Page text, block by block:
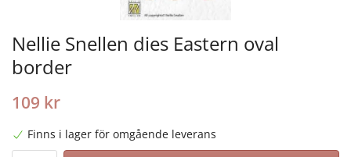
Nellie Snellen dies Eastern oval
border
109 kr
Finns i lager för omgående leverans